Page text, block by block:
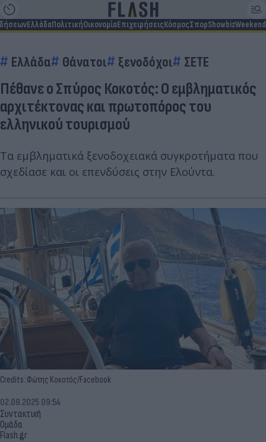
ΕλλάδαΠολιτικήΟικονομίαΕπιχειρήσειςΚόσμοςΣπορShowbizWeekend
Ελλάδα Θάνατοι ξενοδόχοι ΣΕΤΕ
Πέθανε ο Σπύρος Κοκοτός: Ο εμβληματικός
αρχιτέκτονας και πρωτοπόρος του
ελληνικού τουρισμού
Τα εμβληματικά ξενοδοχειακά συγκροτήματα που
σχεδίασε και οι επενδύσεις στην Ελούντα.
Credits: Φώτης Κοκοτός/Facebook
Συντακτική
Ομάδα
Flash.gr
02.09.2025 09:54